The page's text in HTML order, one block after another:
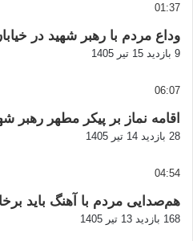
01:37
وداع مردم با رهبر شهید در
9 بازدید 15 تیر 1405
06:07
اقامه نماز بر پیکر مطهر رهبر
28 بازدید 14 تیر 1405
04:54
هم‌صدایی مردم با آهنگ باید
168 بازدید 13 تیر 1405